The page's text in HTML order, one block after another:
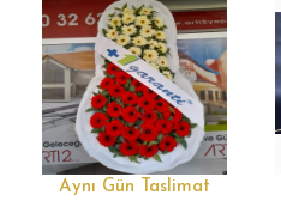
Aynı Gün Taslimat